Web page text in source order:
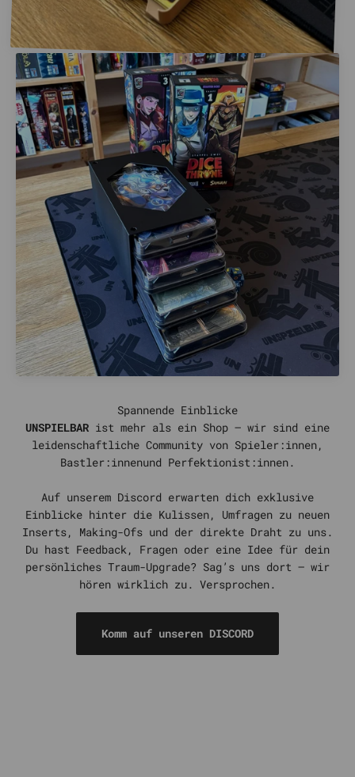
UNSPIELBAR ist mehr als ein Shop – wir sind eine
leidenschaftliche Community von Spieler:innen,
Bastler:innenund Perfektionist:innen.
Auf unserem Discord erwarten dich exklusive
Einblicke hinter die Kulissen, Umfragen zu neuen
Inserts, Making-Ofs und der direkte Draht zu uns.
Du hast Feedback, Fragen oder eine Idee für dein
persönliches Traum-Upgrade? Sag’s uns dort – wir
hören wirklich zu. Versprochen.
Komm auf unseren DISCORD